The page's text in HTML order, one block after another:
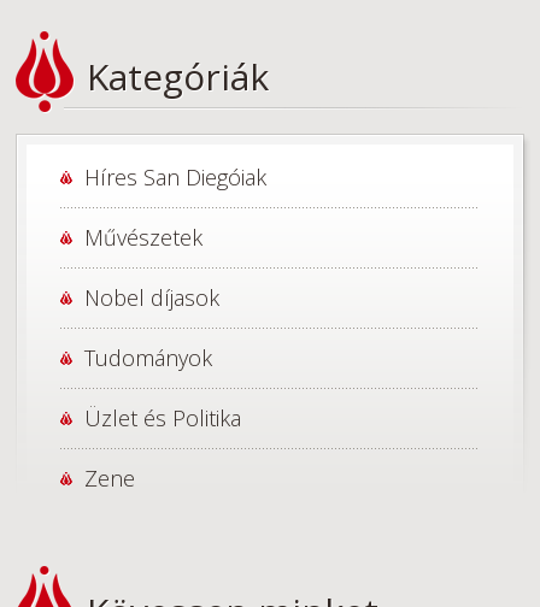
Kategóriák
Híres San Diegóiak
Művészetek
Nobel díjasok
Tudományok
Üzlet és Politika
Zene